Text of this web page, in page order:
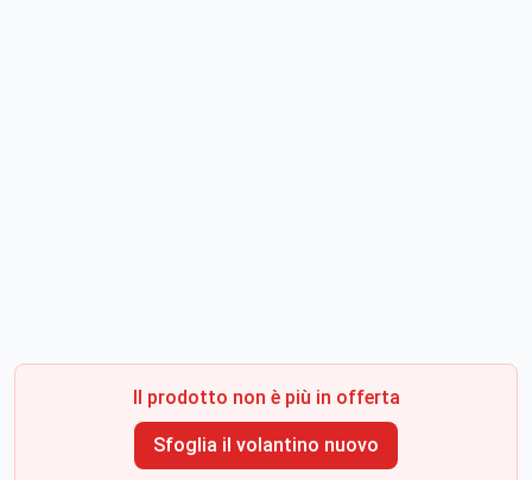
Il prodotto non è più in offerta
Sfoglia il volantino nuovo